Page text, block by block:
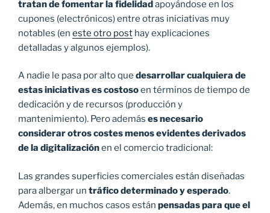
tratan de fomentar la fidelidadapoyándose en los
cupones (electrónicos) entre otras iniciativas muy
notables (en este otro post hay explicaciones
detalladas y algunos ejemplos).
A nadie le pasa por alto que desarrollar cualquiera de
estas iniciativas es costosoen términos de tiempo de
dedicación y de recursos (producción y
mantenimiento). Pero además es necesario
considerar otros costes menos evidentes derivados
de la digitalizaciónen el comercio tradicional:
Las grandes superficies comerciales están diseñadas
para albergar un tráfico determinado y esperado.
Además, en muchos casos están pensadas para que el